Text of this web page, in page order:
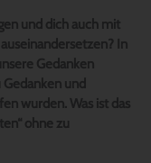
und dich auch mit
In
Gedanken
und
wurden. Was ist das
ohne zu